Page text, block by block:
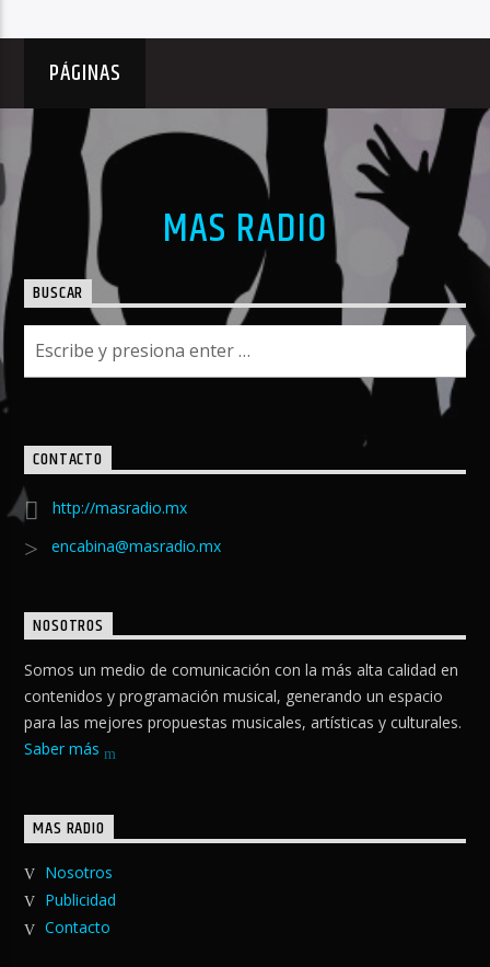
PÁGINAS
MAS RADIO
BUSCAR
CONTACTO
http://masradio.mx
encabina@masradio.mx
NOSOTROS
Somos un medio de comunicación con la más alta calidad en
contenidos y programación musical, generando un espacio
para las mejores propuestas musicales, artísticas y culturales.
Saber más
MAS RADIO
Nosotros
Publicidad
Contacto